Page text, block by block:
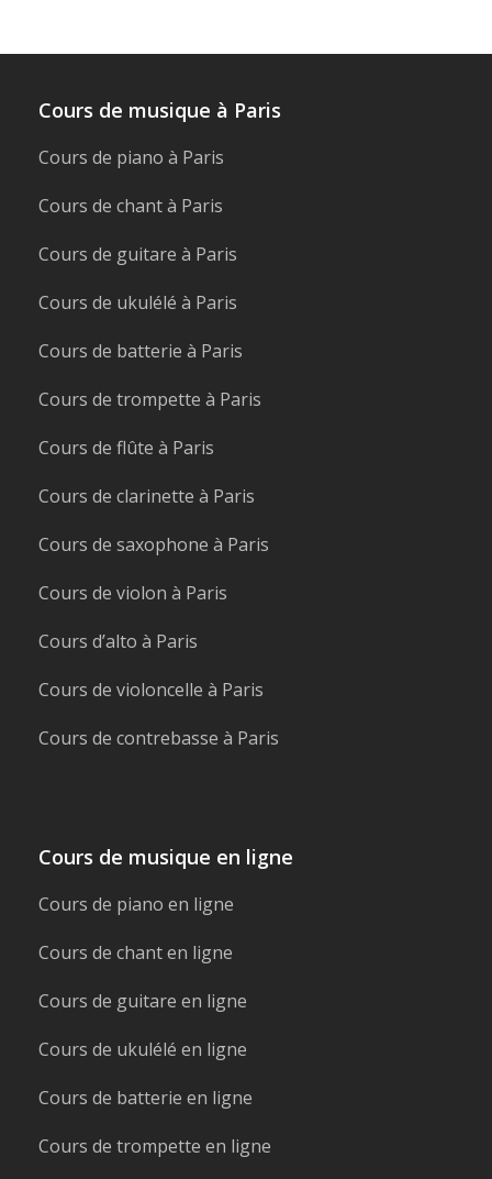
Cours de musique à Paris
Cours de piano à Paris
Cours de chant à Paris
Cours de guitare à Paris
Cours de ukulélé à Paris
Cours de batterie à Paris
Cours de trompette à Paris
Cours de flûte à Paris
Cours de clarinette à Paris
Cours de saxophone à Paris
Cours de violon à Paris
Cours d’alto à Paris
Cours de violoncelle à Paris
Cours de contrebasse à Paris
Cours de musique en ligne
Cours de piano en ligne
Cours de chant en ligne
Cours de guitare en ligne
Cours de ukulélé en ligne
Cours de batterie en ligne
Cours de trompette en ligne